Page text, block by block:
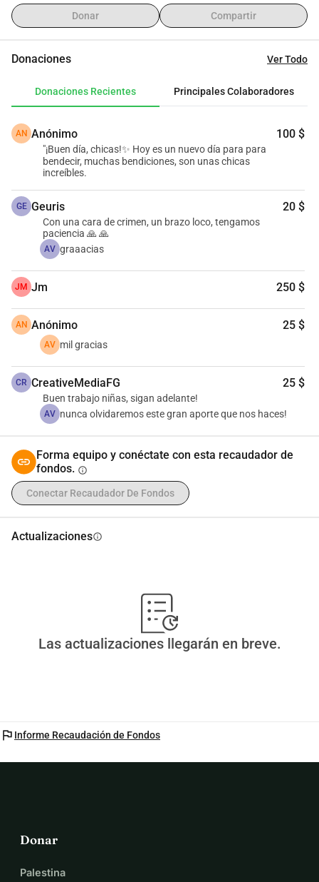
Donar Compartir
Donaciones Ver Todo
Donaciones Recientes Principales Colaboradores
AN Anónimo 100 $
"¡Buen día, chicas!✨ Hoy es un nuevo día para para
bendecir, muchas bendiciones, son unas chicas
increíbles.
GE Geuris 20 $
Con una cara de crimen, un brazo loco, tengamos
paciencia 🙏 🙏
AV graaacias
JM Jm 250 $
AN Anónimo 25 $
AV mil gracias
CR CreativeMediaFG 25 $
Buen trabajo niñas, sigan adelante!
AV nunca olvidaremos este gran aporte que nos haces!
Forma equipo y conéctate con esta recaudador de
fondos. info
Conectar Recaudador De Fondos
Actualizacionesinfo
Las actualizaciones llegarán en breve.
flag Informe Recaudación de Fondos
Donar
Palestina